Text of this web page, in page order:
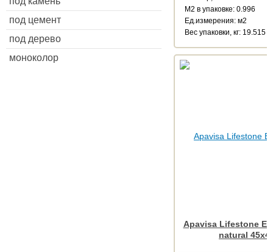
под цемент
под дерево
моноколор
М2 в упаковке: 0.996
Ед.измерения: м2
Веc упаковки, кг: 19.515
Apavisa Lifestone
natural